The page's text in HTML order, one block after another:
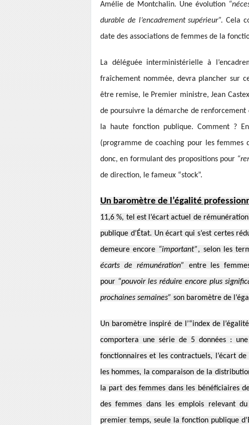
Amélie de Montchalin. Une évolution
durable de l’encadrement supérieur”. Cela
date des associations de femmes de la
La déléguée interministérielle à
fraîchement nommée, devra plancher sur
être remise, le Premier ministre, Jean
de poursuivre la démarche de renforcement
la haute fonction publique. Comment ?
(programme de coaching pour les femmes
donc, en formulant des propositions pour
de direction, le fameux “stock”.
Un baromètre de l’égalité
11,6 %, tel est l’écart actuel de
publique d’État. Un écart qui s’est certes
demeure encore “important”, selon les
écarts de rémunération” entre les
pour “pouvoir les réduire encore plus
prochaines semaines” son baromètre de
Un baromètre inspiré de l’“index de
comportera une série de 5 données :
fonctionnaires et les contractuels, l’écart
les hommes, la comparaison de la
la part des femmes dans les bénéficiaires
des femmes dans les emplois relevant
premier temps, seule la fonction publique